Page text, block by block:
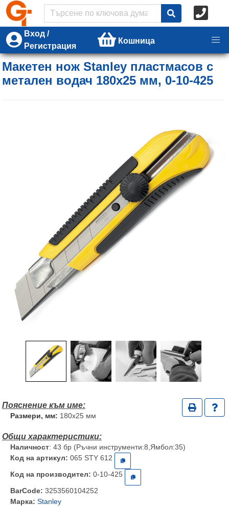
Вход /
Регистрация
Кошница
Макетен нож Stanley пластмасов с
метален водач 180х25 мм, 0-10-425
Размери, мм: 180х25 мм
Наличност: 43 бр (Ръчни инструменти:8,Ямбол:35)
Код на артикул: 065 STY 612
Код на производител: 0-10-425
BarCode: 3253560104252
Марка: Stanley